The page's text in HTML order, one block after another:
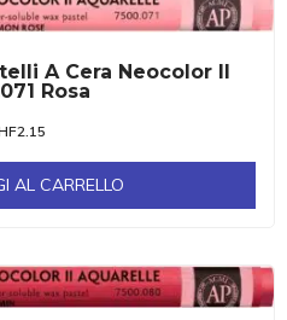
A Cera Neocolor II
Rosa
2.15
AL CARRELLO